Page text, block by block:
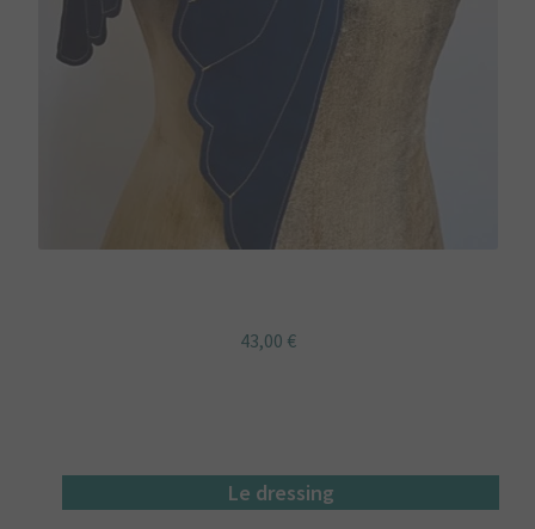
43,00 €
Le dressing